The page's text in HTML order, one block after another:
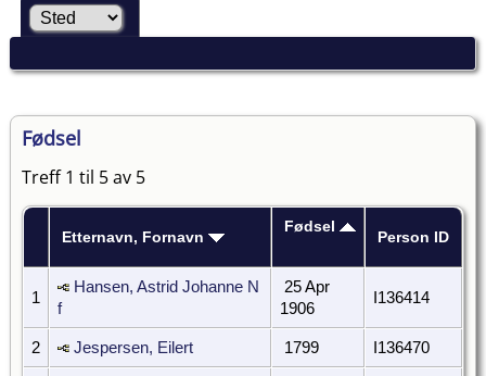
Fødsel
Treff 1 til 5 av 5
Etternavn, Fornavn
Fødsel
Person ID
1
Hansen, Astrid Johanne N
f
25 Apr
1906
I136414
2 Jespersen, Eilert 1799 I136470